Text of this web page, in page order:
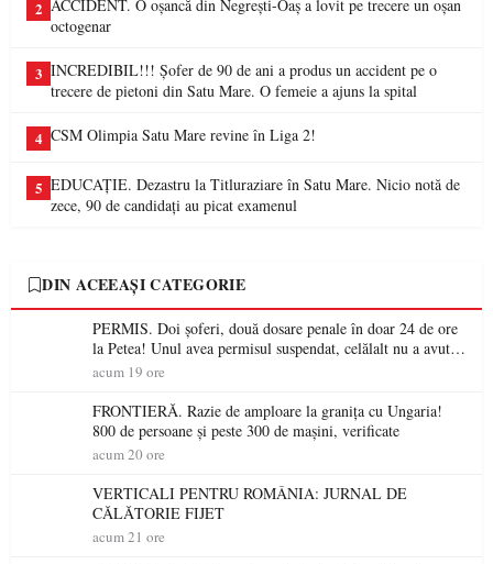
2 ACCIDENT. O oșancă din Negrești-Oaș a lovit pe trecere un oșan
octogenar
3 INCREDIBIL!!! Șofer de 90 de ani a produs un accident pe o
trecere de pietoni din Satu Mare. O femeie a ajuns la spital
4 CSM Olimpia Satu Mare revine în Liga 2!
5 EDUCAȚIE. Dezastru la Titluraziare în Satu Mare. Nicio notă de
zece, 90 de candidați au picat examenul
DIN ACEEAȘI CATEGORIE
PERMIS. Doi șoferi, două dosare penale în doar 24 de ore
la Petea! Unul avea permisul suspendat, celălalt nu a avut
niciodată permis
acum 19 ore
FRONTIERĂ. Razie de amploare la granița cu Ungaria!
800 de persoane și peste 300 de mașini, verificate
acum 20 ore
VERTICALI PENTRU ROMÂNIA: JURNAL DE
CĂLĂTORIE FIJET
acum 21 ore